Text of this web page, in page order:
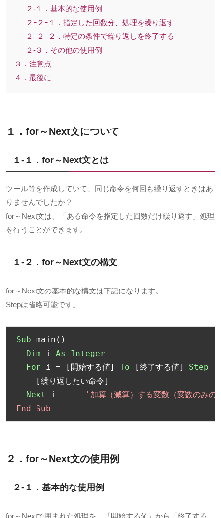
２-１．基本的な使用例
２ｰ２ｰ１．指定した回数分、処理を繰り返す
２ｰ２ｰ２．特定の条件で繰り返しを終了する
２-３．その他の使用例
３．注意点
４．最後に
１．for～Next文について
１-１．for～Next文とは
ツール等を作成していて、同じ命令を何回も繰り返すときはあ
りませんでしたか？
for～Next文は、「ある命令を指定した回数だけ繰り返す」処理
を行うことができます。
１-２．for～Next文の構文
for～Next文の基本的な構文は下記になります。
Stepは省略可能です。
Sub main ()
Dim i As
Integer
For i = [開始する値] To [終了する値] Step
[繰り返したい命令]
Next
i
'加算（減算）する変数（変数のみの
End Sub
２．for～Next文の使用例
２-１．基本的な使用例
for～Nextで囲まれた処理を、「開始する値」から「終了する